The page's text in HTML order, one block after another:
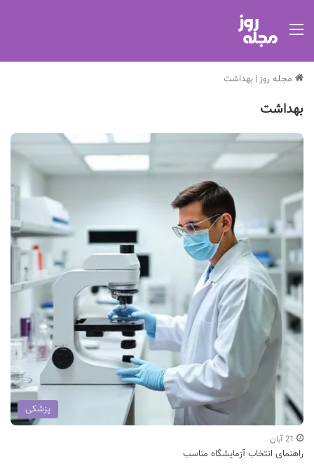
مجله روز | بهداشت
بهداشت
پزشکی
21 آبان
راهنمای انتخاب آزمایشگاه مناسب